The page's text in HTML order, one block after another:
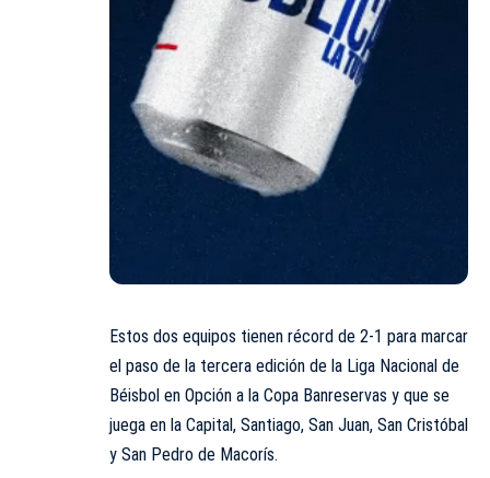
Estos dos equipos tienen récord de 2-1 para marcar
el paso de la tercera edición de la Liga Nacional de
Béisbol en Opción a la Copa Banreservas y que se
juega en la Capital, Santiago, San Juan, San Cristóbal
y San Pedro de Macorís.